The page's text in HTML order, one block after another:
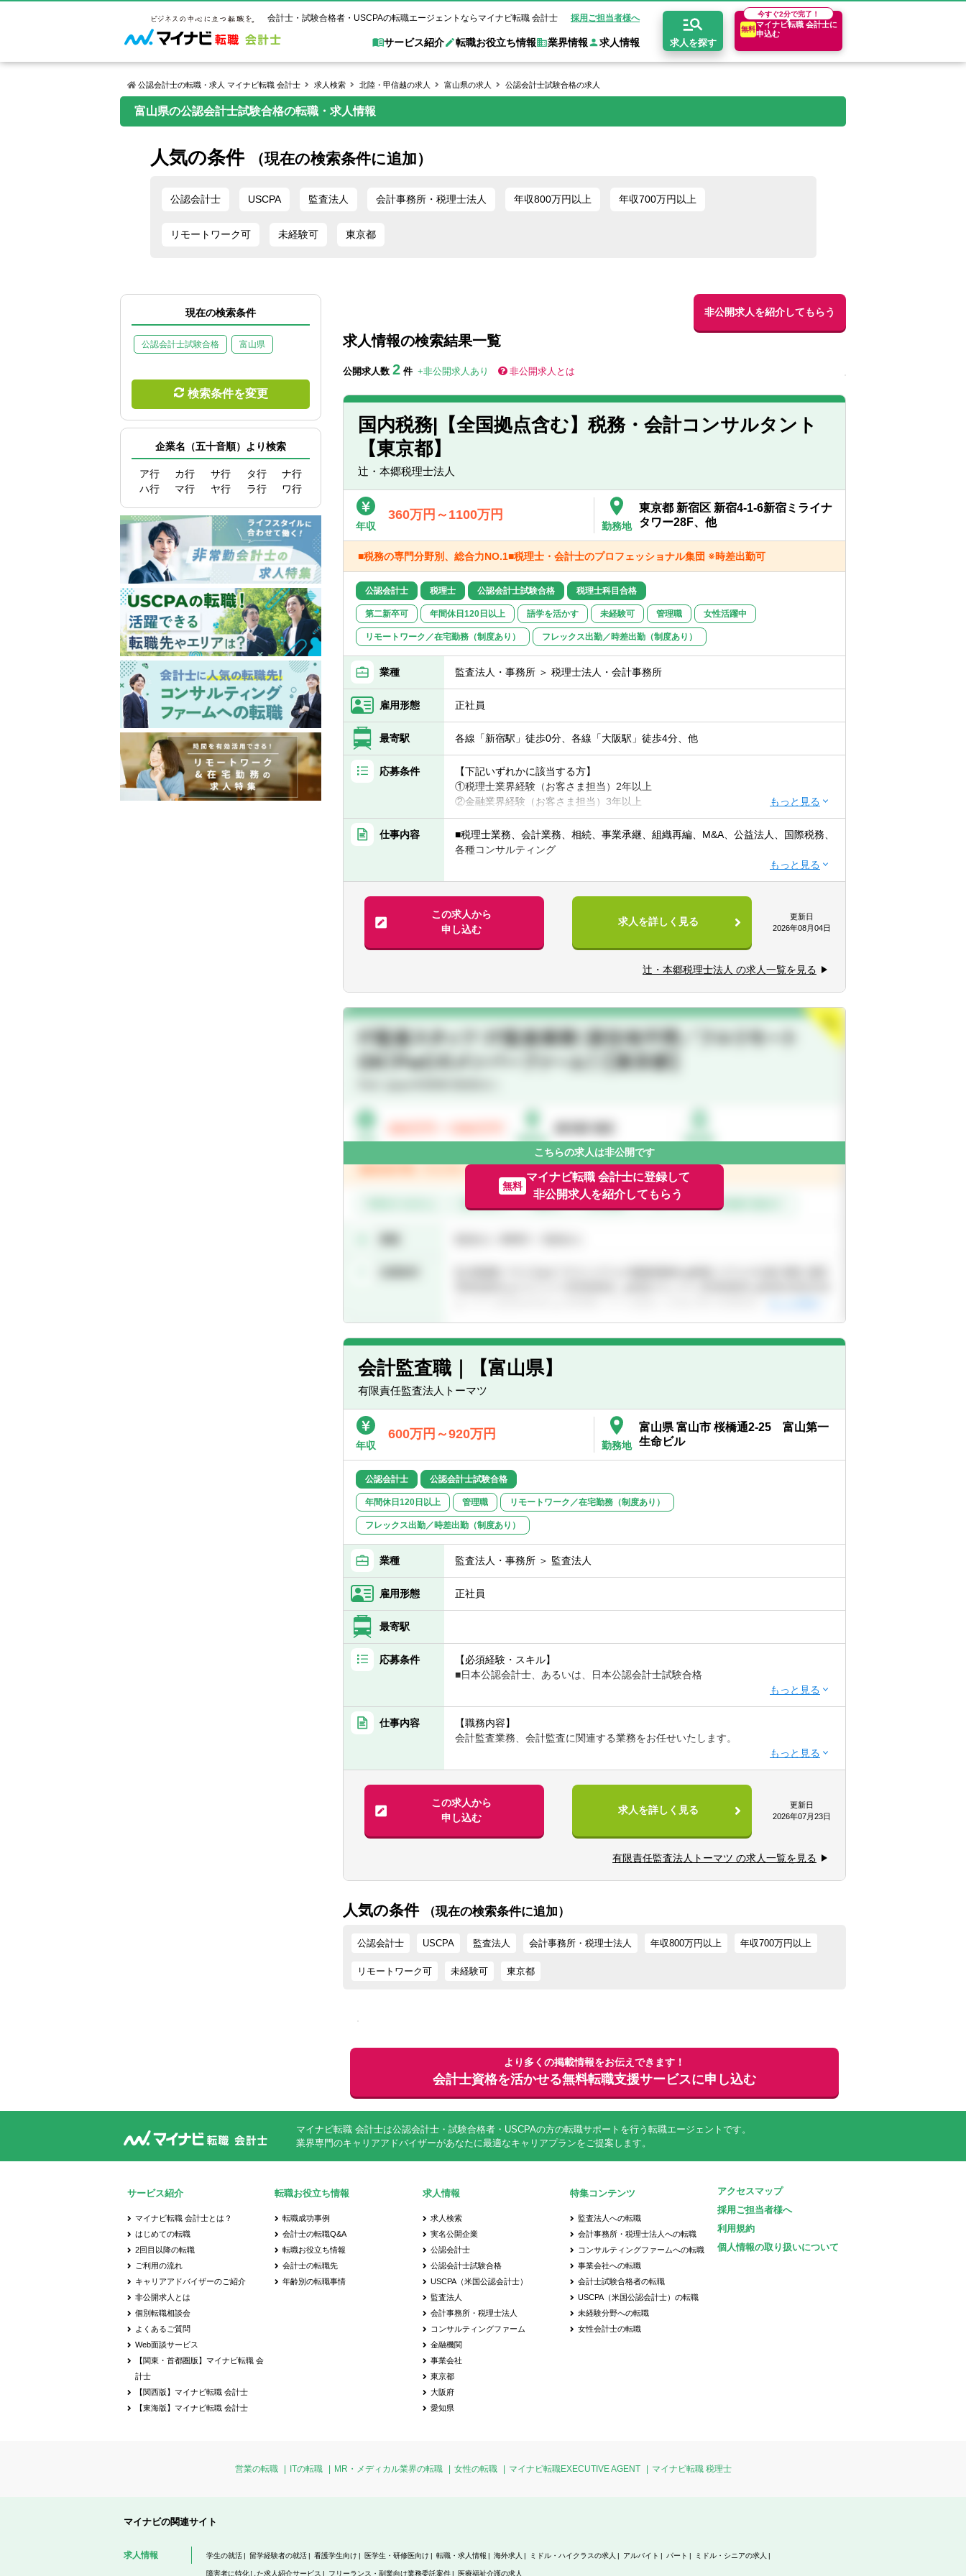
会計士・試験合格者・USCPAの転職エージェントならマイナビ転職 会計士 採用ご担当者様へ
求人を探す
今すぐ2分で完了！
無料
マイナビ転職 会計士に
申込む
サービス紹介
マイナビ転職 会計士とは？
ご利用の流れ 転職成功事例
転職お役立ち情報
年齢別転職ポイント
2回目以降の転職の方へ
女性会計士の転職
未経験分野への転職 WEB面接完全ガイド
業界情報
受験資格・申し込み手順
試験合格後の流れ 監査法人 事業会社
求人情報
公認会計士
USCPA（米国公認会計士）
会計事務所・税理士法人 事業会社
東海
公認会計士の転職・求人 マイナビ転職 会計士 求人検索 北陸・甲信越の求人 富山県の求人 公認会計士試験合格の求人
富山県の公認会計士試験合格の転職・求人情報
人気の条件 （現在の検索条件に追加）
公認会計士 USCPA 監査法人 会計事務所・税理士法人 年収800万円以上 年収700万円以上
リモートワーク可 未経験可 東京都
現在の検索条件
公認会計士試験合格 富山県
検索条件を変更
企業名（五十音順）より検索
ア行 カ行 サ行 タ行
ナ行
ハ行
マ行 ヤ行 ラ行 ワ行
求人情報の検索結果一覧
公開求人数 2 件 +非公開求人あり 非公開求人とは
非公開求人を紹介してもらう
国内税務|【全国拠点含む】税務・会計コンサルタント
【東京都】
辻・本郷税理士法人
年収
360万円～1100万円
勤務地
東京都 新宿区 新宿4-1-6新宿ミライナ
タワー28F、他
■税務の専門分野別、総合力NO.1■税理士・会計士のプロフェッショナル集団 ※時差出勤可
公認会計士 税理士 公認会計士試験合格 税理士科目合格
第二新卒可 年間休日120日以上 語学を活かす 未経験可 管理職 女性活躍中
リモートワーク／在宅勤務（制度あり） フレックス出勤／時差出勤（制度あり）
業種 監査法人・事務所 ＞ 税理士法人・会計事務所
雇用形態 正社員
最寄駅 各線「新宿駅」徒歩0分、各線「大阪駅」徒歩4分、他
応募条件
【下記いずれかに該当する方】
①税理士業界経験（お客さま担当）2年以上
②金融業界経験（お客さま担当）3年以上
③社会人経験（業界等問わず）2年以上 かつ 税理士科目1科目以上の取得者
④税理士
⑤公認会計士
■税務・会計にとどまらず、総合的な観点から経営コンサルティングに携りたい方
■経験・能力をフルに発揮できる環境で働きたい方
仕事内容
■税理士業務、会計業務、相続、事業承継、組織再編、M&A、公益法人、国際税務、
各種コンサルティング
【法人全体の特色】
■業界トップレベルの規模でお客様に対してサービス提供しています。
■チーム連携：税理士、公認会計士、中小企業診断士など、税務・会計に関わる様々
な分野のエキスパートが集結し、案件によっては、互いにチームを組んで業務を進
一般企業をはじめ、医療法人、公益法人、社会福祉法人、地方公共団体、海外法
この求人から
申し込む
求人を詳しく見る
更新日
2026年08月04日
辻・本郷税理士法人 の求人一覧を見る
こちらの求人は非公開です
無料
マイナビ転職 会計士に登録して
非公開求人を紹介してもらう
会計監査職｜【富山県】
有限責任監査法人トーマツ
年収
600万円～920万円
勤務地
富山県 富山市 桜橋通2-25 富山第一
生命ビル
公認会計士 公認会計士試験合格
年間休日120日以上 管理職 リモートワーク／在宅勤務（制度あり）
フレックス出勤／時差出勤（制度あり）
業種 監査法人・事務所 ＞ 監査法人
雇用形態 正社員
最寄駅
応募条件
【必須経験・スキル】
■日本公認会計士、あるいは、日本公認会計士試験合格
【歓迎経験・スキル】
■会計監査経験
■英語力
仕事内容
【職務内容】
会計監査業務、会計監査に関連する業務をお任せいたします。
【具体的には】
■会計監査業務（金融商品取引法、会社法監査等に基づく監査業務）
■システム監査
■株式上場支援
この求人から
申し込む
求人を詳しく見る
更新日
2026年07月23日
有限責任監査法人トーマツ の求人一覧を見る
人気の条件 （現在の検索条件に追加）
公認会計士 USCPA 監査法人 会計事務所・税理士法人 年収800万円以上 年収700万円以上
リモートワーク可 未経験可 東京都
より多くの掲載情報をお伝えできます！
会計士資格を活かせる無料転職支援サービスに申し込む
マイナビ転職 会計士は公認会計士・試験合格者・USCPAの方の転職サポートを行う転職エージェントです。
業界専門のキャリアアドバイザーがあなたに最適なキャリアプランをご提案します。
サービス紹介
マイナビ転職 会計士とは？
はじめての転職
2回目以降の転職
ご利用の流れ
キャリアアドバイザーのご紹介
非公開求人とは
個別転職相談会
よくあるご質問
Web面談サービス
【関東・首都圏版】マイナビ転職 会
計士
【関西版】マイナビ転職 会計士
【東海版】マイナビ転職 会計士
転職お役立ち情報
転職成功事例
会計士の転職Q&A
転職お役立ち情報
会計士の転職先
年齢別の転職事情
求人情報
求人検索
実名公開企業
公認会計士
公認会計士試験合格
USCPA（米国公認会計士）
監査法人
会計事務所・税理士法人
コンサルティングファーム
金融機関
事業会社
東京都
大阪府
愛知県
特集コンテンツ
監査法人への転職
会計事務所・税理士法人への転職
コンサルティングファームへの転職
事業会社への転職
会計士試験合格者の転職
USCPA（米国公認会計士）の転職
未経験分野への転職
女性会計士の転職
アクセスマップ
採用ご担当者様へ
利用規約
個人情報の取り扱いについて
営業の転職 ITの転職 MR・メディカル業界の転職 女性の転職 マイナビ転職EXECUTIVE AGENT マイナビ転職 税理士
マイナビの関連サイト
求人情報 学生の就活 留学経験者の就活 看護学生向け 医学生・研修医向け 転職・求人情報 海外求人 ミドル・ハイクラスの求人 アルバイト パート ミドル・シニアの求人
障害者に特化した求人紹介サービス フリーランス・副業向け業務委託案件 医療福祉介護の求人